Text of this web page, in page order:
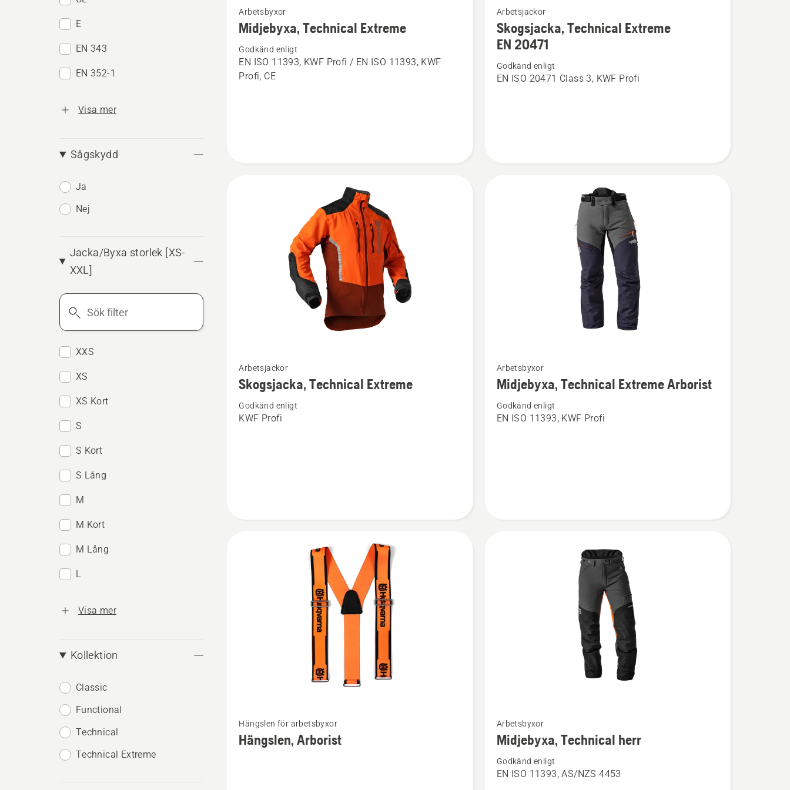
E
EN 343
EN 352-1
Visa mer
Sågskydd
Ja
Nej
Jacka/Byxa storlek [XS-
XXL]
Sök
filter
XXS
XS
XS Kort
S
S Kort
S Lång
M
M Kort
M Lång
L
Visa mer
Kollektion
Classic
Functional
Technical
Technical Extreme
mer
information
om
Midjebyxa,
Arbetsbyxor
Midjebyxa, Technical Extreme
Godkänd enligt
EN ISO 11393, KWF Profi / EN ISO 11393, KWF
Profi, CE
mer
information
om
Skogsjacka,
Arbetsjackor
Skogsjacka, Technical Extreme
EN 20471
Godkänd enligt
EN ISO 20471 Class 3, KWF Profi
mer
information
om
Arbetsjackor
Skogsjacka, Technical Extreme
Godkänd enligt
KWF Profi
mer
information
om
Arbetsbyxor
Midjebyxa, Technical Extreme Arborist
Godkänd enligt
EN ISO 11393, KWF Profi
mer
information
Hängslen för arbetsbyxor
Hängslen, Arborist
mer
information
om
Arbetsbyxor
Midjebyxa, Technical herr
Godkänd enligt
EN ISO 11393, AS/NZS 4453